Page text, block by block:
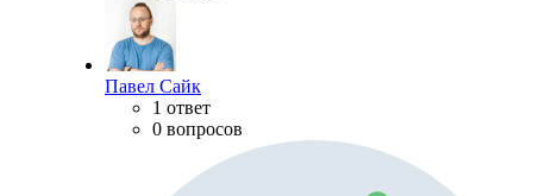
Павел Сайк
1 ответ
0 вопросов